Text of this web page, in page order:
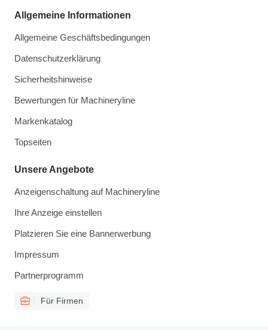
Allgemeine Informationen
Allgemeine Geschäftsbedingungen
Datenschutzerklärung
Sicherheitshinweise
Bewertungen für Machineryline
Markenkatalog
Topseiten
Unsere Angebote
Anzeigenschaltung auf Machineryline
Ihre Anzeige einstellen
Platzieren Sie eine Bannerwerbung
Impressum
Partnerprogramm
Für Firmen